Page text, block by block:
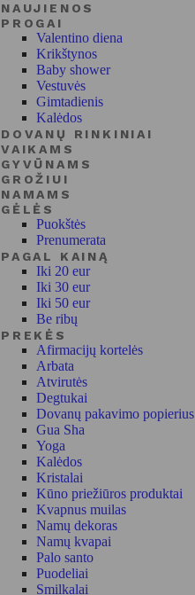
NAUJIENOS
PROGAI
Valentino diena
Krikštynos
Baby shower
Vestuvės
Gimtadienis
Kalėdos
DOVANŲ RINKINIAI
VAIKAMS
GYVŪNAMS
GROŽIUI
NAMAMS
GĖLĖS
Puokštės
Prenumerata
PAGAL KAINĄ
Iki 20 eur
Iki 30 eur
Iki 50 eur
Be ribų
PREKĖS
Afirmacijų kortelės
Arbata
Atvirutės
Degtukai
Dovanų pakavimo popierius
Gua Sha
Yoga
Kalėdos
Kristalai
Kūno priežiūros produktai
Kvapnus muilas
Namų dekoras
Namų kvapai
Palo santo
Puodeliai
Smilkalai